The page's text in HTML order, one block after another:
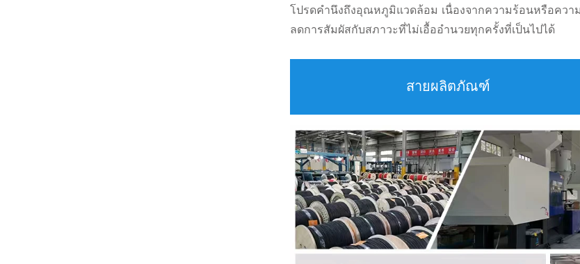
โปรดคำนึงถึงอุณหภูมิแวดล้อม เนื่องจากความร้อนหรือควา
ลดการสัมผัสกับสภาวะที่ไม่เอื้ออำนวยทุกครั้งที่เป็นไปได้
สายผลิตภัณฑ์